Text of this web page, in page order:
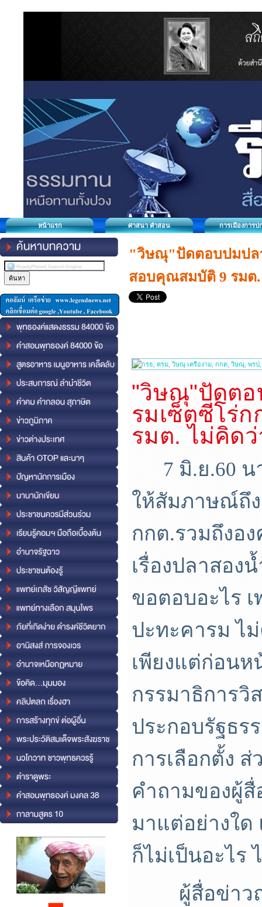
หน้าแรก ศาสนา คำสอน การเมืองการป
"วิษณุ"ปัดตอบปมปลา
สอบคุณสมบัติ 9 รมต.
"วิษณุ"ปัดตอ
รมเซ็ตซีโร่
รมต. ไม่คิด
7 มิ.ย.60
ให้สัมภาษณ์ถึ
กกต.รวมถึงอ
เรื่องปลาสอง
ขอตอบอะไร
ปะทะคารม ไม่
เพียงแต่ก่อนห
กรรมาธิการ
ประกอบรัฐธ
การเลือกตั้ง
คำถามของผู้
มาแต่อย่างใด
ก็ไม่เป็นอะไร
ผู้สื่อข่าวถา